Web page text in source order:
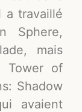
a travaillé
Sphere,
mais
Tower of
Shadow
avaient